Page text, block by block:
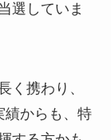
選していま
く携わり、
からも、 特